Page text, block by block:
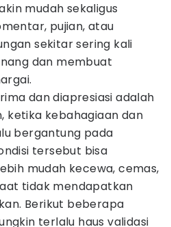
mudah sekaligus
pujian, atau
sekitar sering kali
dan membuat
dan diapresiasi adalah
ketika kebahagiaan dan
bergantung pada
tersebut bisa
mudah kecewa, cemas,
tidak mendapatkan
Berikut beberapa
terlalu haus validasi